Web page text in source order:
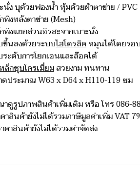
นั่ง บุด้วยฟองน้ำ หุ้มด้วยผ้าตาข่าย / PVC
งหลังตาข่าย (Mesh)
งแยกส่วนอิรสะจากเบาะนั่ง
นลงด้วยระบบไฮโดรลิคหมุนได้โดยรอบ
ะดับการโยกเอนและล๊อคได้
ล็กชุบโครเมี่ยมสวยงาม ทนทาน
ประมาณ W63 x D64 x H110-119 ซม
ดูรูปภาพสินค้าเพิ่มเติม หรือ โทร 086-
าสินค้ายังไม่ได้รวมภาษีมูลค่าเพิ่ม VAT
คาสินค้ายังไม่ได้รวมค่าจัดส่ง